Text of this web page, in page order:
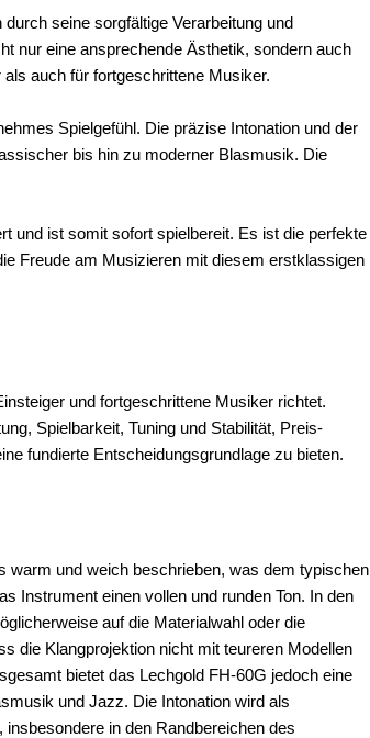
seine sorgfältige Verarbeitung und
nur eine ansprechende Ästhetik, sondern auch
auch für fortgeschrittene Musiker.
Spielgefühl. Die präzise Intonation und der
bis hin zu moderner Blasmusik. Die
und ist somit sofort spielbereit. Es ist die perfekte
Freude am Musizieren mit diesem erstklassigen
und fortgeschrittene Musiker richtet.
Spielbarkeit, Tuning und Stabilität, Preis-
fundierte Entscheidungsgrundlage zu bieten.
warm und weich beschrieben, was dem typischen
Instrument einen vollen und runden Ton. In den
auf die Materialwahl oder die
die Klangprojektion nicht mit teureren Modellen
bietet das Lechgold FH-60G jedoch eine
und Jazz. Die Intonation wird als
in den Randbereichen des